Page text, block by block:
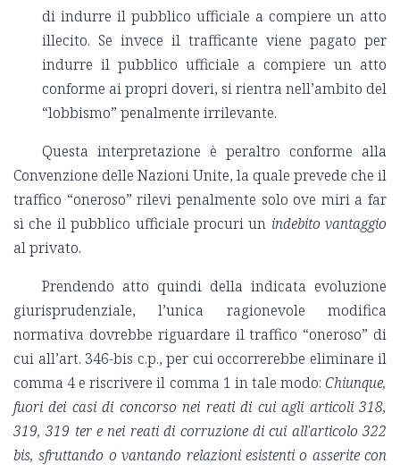
di indurre il pubblico ufficiale a compiere un atto
illecito. Se invece il trafficante viene pagato per
indurre il pubblico ufficiale a compiere un atto
conforme ai propri doveri, si rientra nell’ambito del
“lobbismo” penalmente irrilevante.
Questa interpretazione è peraltro conforme alla
Convenzione delle Nazioni Unite, la quale prevede che il
traffico “oneroso” rilevi penalmente solo ove miri a far
sì che il pubblico ufficiale procuri un indebito vantaggio
al privato.
Prendendo atto quindi della indicata evoluzione
giurisprudenziale, l’unica ragionevole modifica
normativa dovrebbe riguardare il traffico “oneroso” di
cui all’art. 346-bis c.p., per cui occorrerebbe eliminare il
comma 4 e riscrivere il comma 1 in tale modo: Chiunque,
fuori dei casi di concorso nei reati di cui agli articoli 318,
319, 319 ter e nei reati di corruzione di cui all'articolo 322
bis, sfruttando o vantando relazioni esistenti o asserite con